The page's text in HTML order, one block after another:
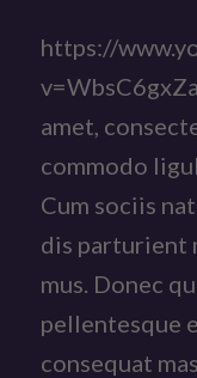
https://
amet,
commodo
Cum sociis
dis parturient
mus. Donec
pellentesque
consequat